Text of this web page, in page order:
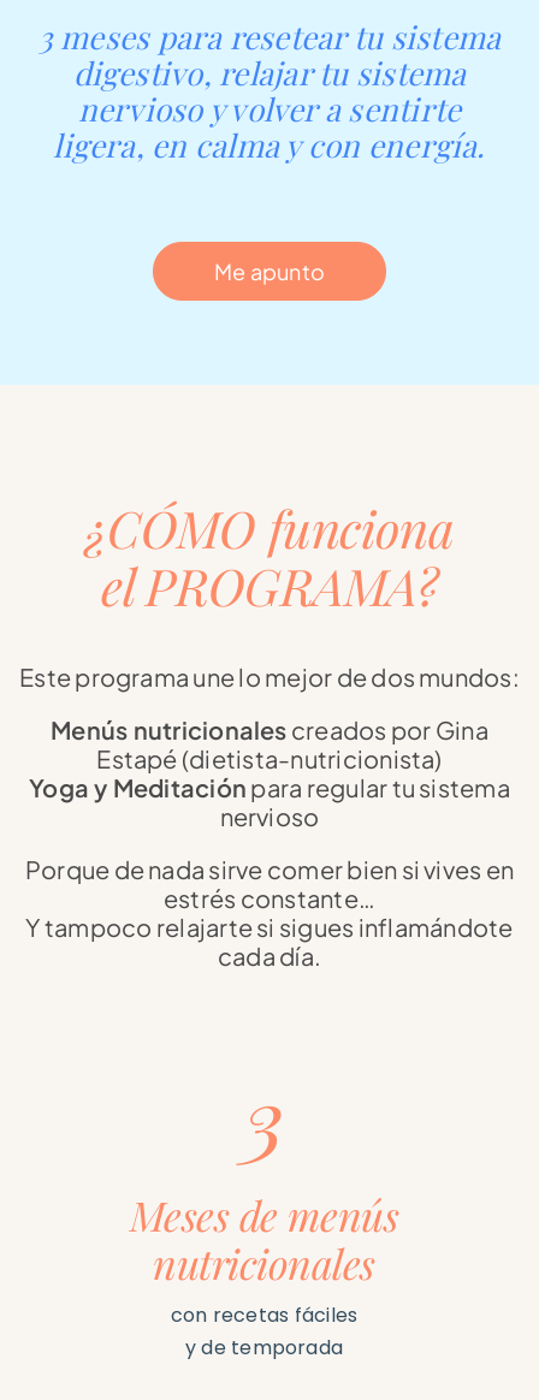
3 meses para resetear tu sistema
digestivo, relajar tu sistema
nervioso y volver a sentirte
ligera, en calma y con energía.
Me apunto
¿CÓMO funciona
el PROGRAMA?
Este programa une lo mejor de dos mundos:
Menús nutricionales creados por Gina
Estapé (dietista-nutricionista)
Yoga y Meditación para regular tu sistema
nervioso
Porque de nada sirve comer bien si vives en
estrés constante…
Y tampoco relajarte si sigues inflamándote
cada día.
3
Meses de menús
nutricionales
con recetas fáciles
y de temporada